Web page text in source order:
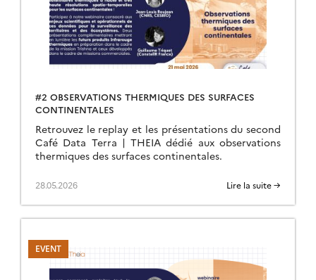
#2 OBSERVATIONS THERMIQUES DES SURFACES
CONTINENTALES
Retrouvez le replay et les présentations du second
Café Data Terra | THEIA dédié aux observations
thermiques des surfaces continentales.
28.05.2026 Lire la suite →